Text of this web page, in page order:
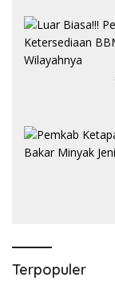
Terpopuler